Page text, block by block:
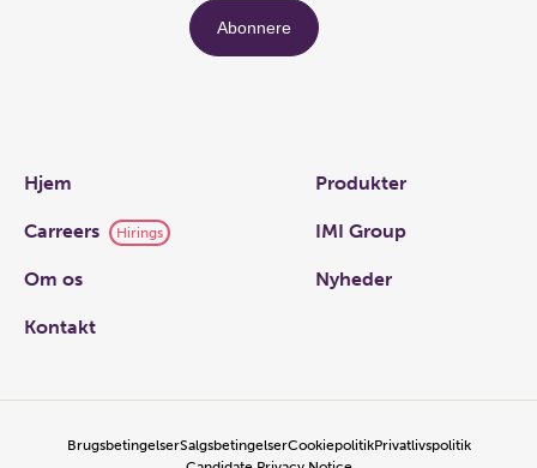
Links
Hjem Produkter
Carreers Hirings IMI Group
Om os Nyheder
Kontakt
BrugsbetingelserSalgsbetingelserCookiepolitikPrivatlivspolitik